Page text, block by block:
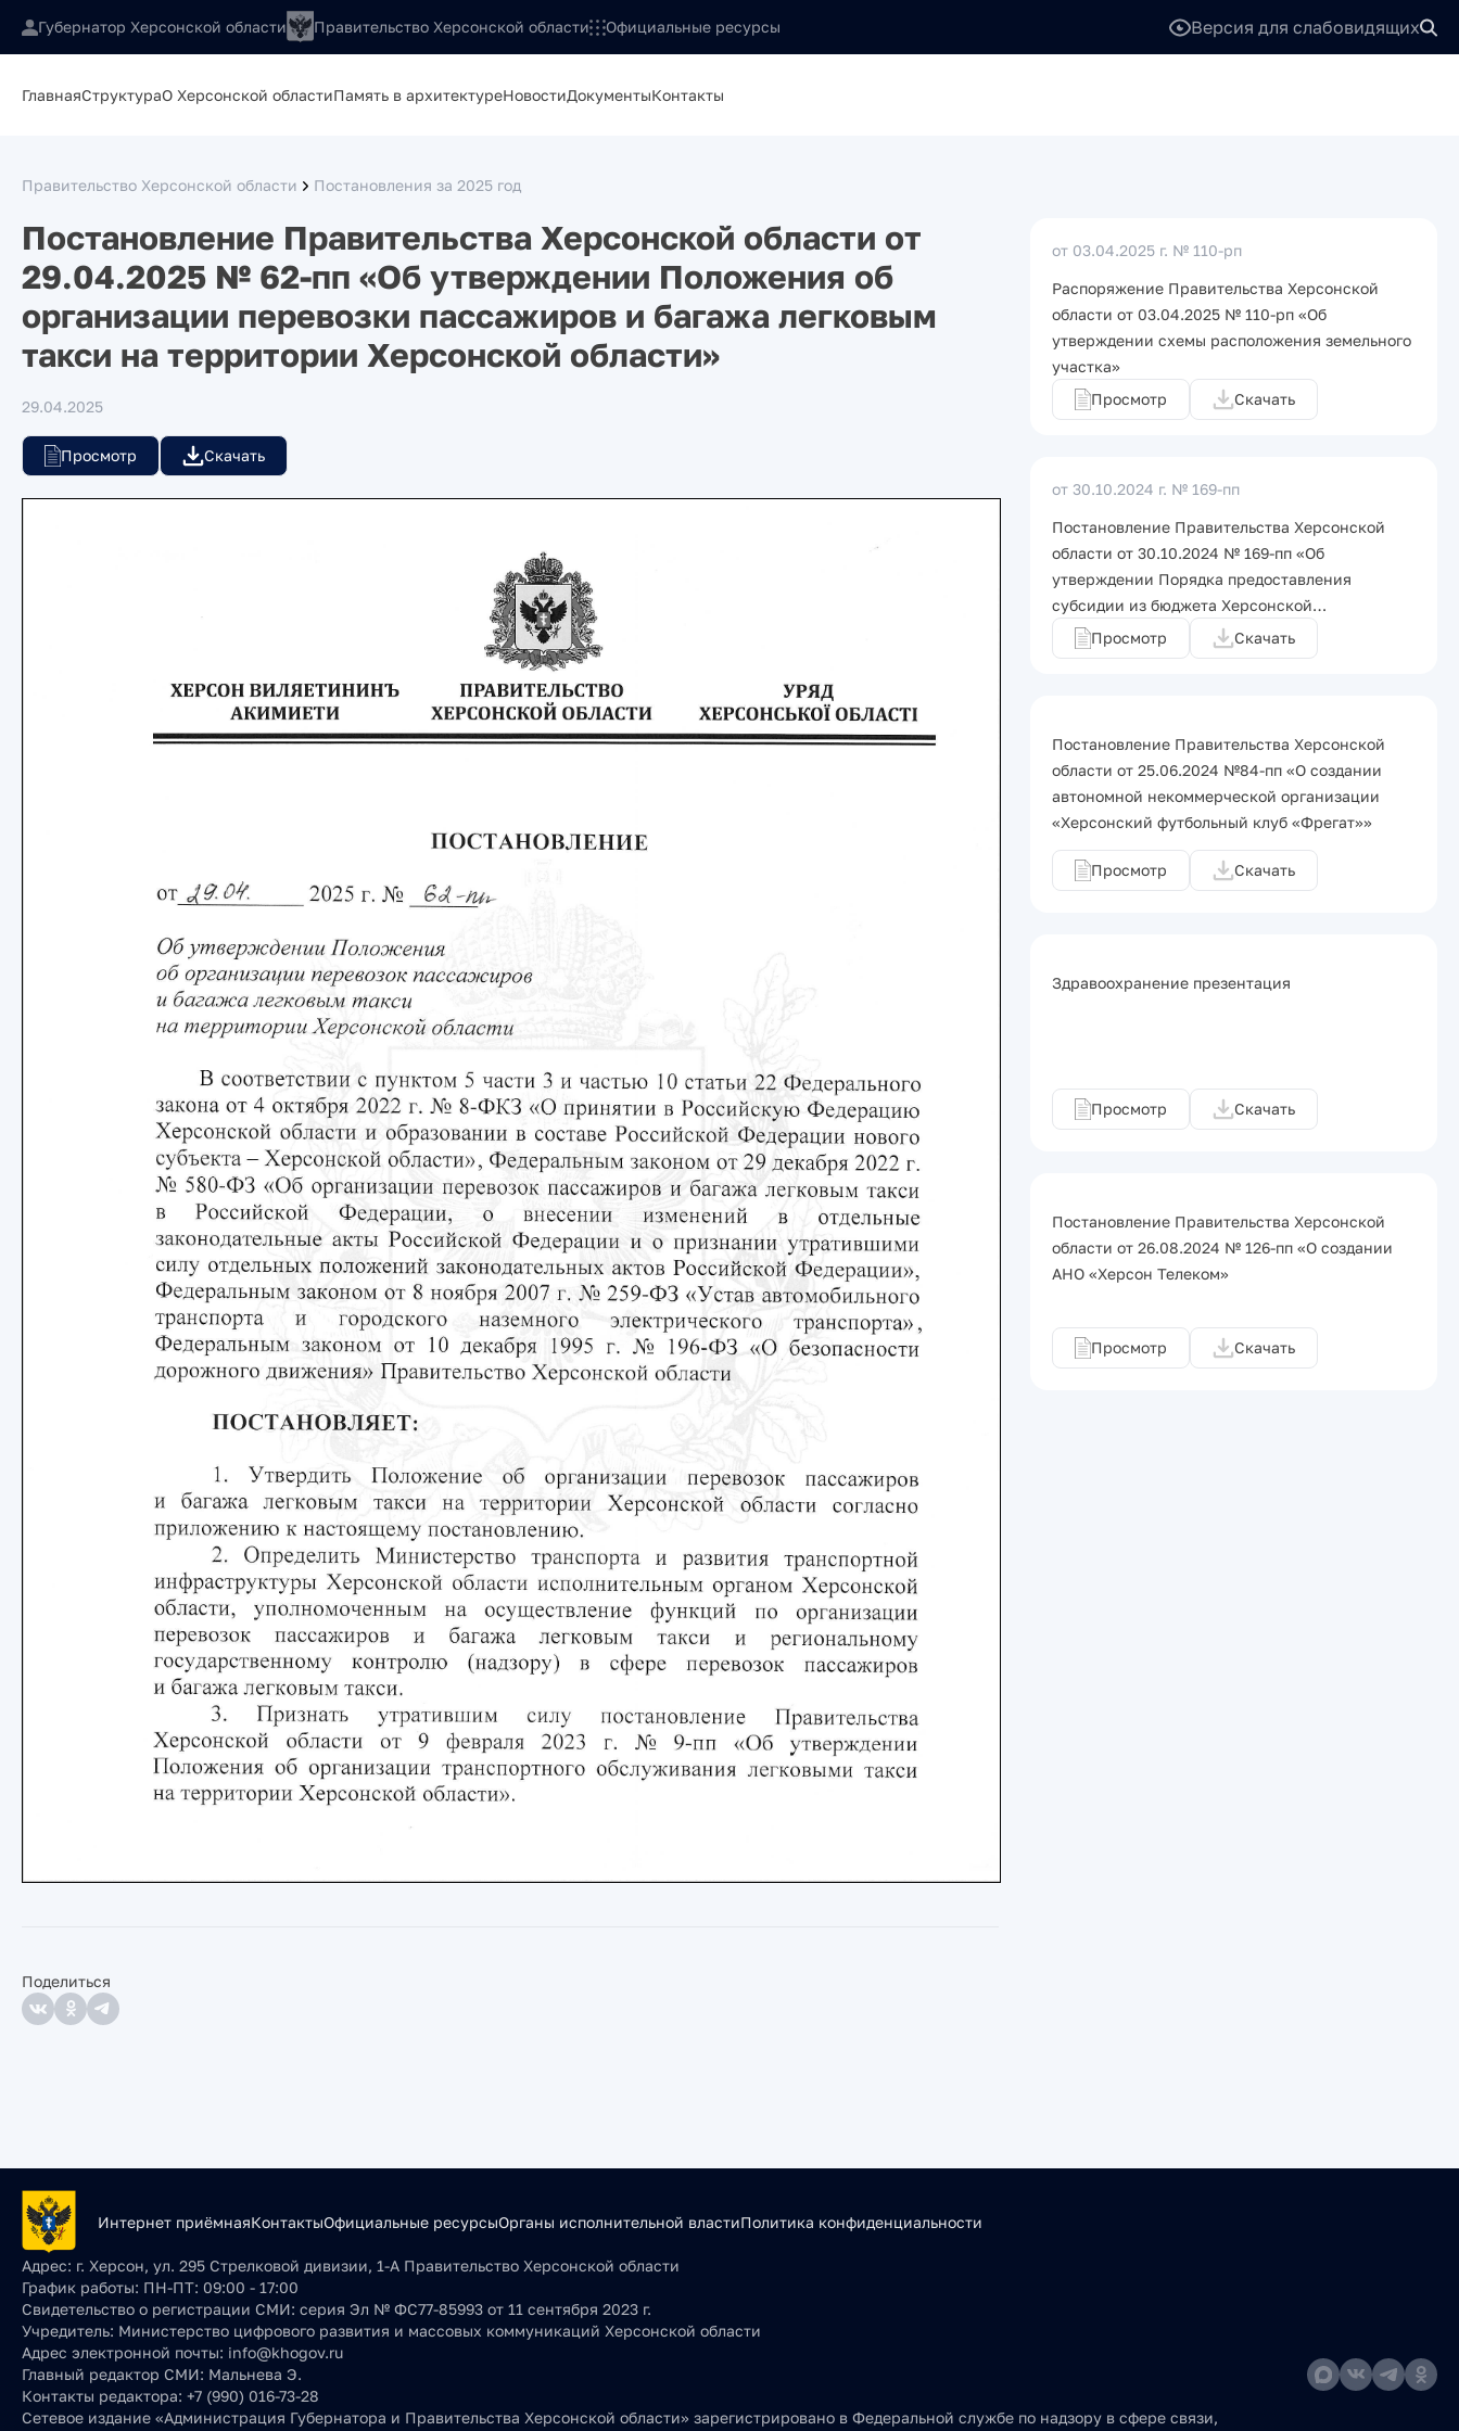
Губернатор Херсонской области Правительство Херсонской области Официальные ресурсы Версия для слабовидящих
ГлавнаяСтруктураО Херсонской областиПамять в архитектуреНовостиДокументыКонтакты
Правительство Херсонской области Постановления за 2025 год
Постановление Правительства Херсонской области от
29.04.2025 № 62-пп «Об утверждении Положения об
организации перевозки пассажиров и багажа легковым
такси на территории Херсонской области»
29.04.2025
Просмотр Скачать
Поделиться
от 03.04.2025 г. № 110-рп
Распоряжение Правительства Херсонской
области от 03.04.2025 № 110-рп «Об
утверждении схемы расположения земельного
участка»
Просмотр
Скачать
от 30.10.2024 г. № 169-пп
Постановление Правительства Херсонской
области от 30.10.2024 № 169-пп «Об
утверждении Порядка предоставления
субсидии из бюджета Херсонской…
Просмотр
Скачать
Постановление Правительства Херсонской
области от 25.06.2024 №84-пп «О создании
автономной некоммерческой организации
«Херсонский футбольный клуб «Фрегат»»
Просмотр Скачать
Здравоохранение презентация
Просмотр Скачать
Постановление Правительства Херсонской
области от 26.08.2024 № 126-пп «О создании
АНО «Херсон Телеком»
Просмотр Скачать
Интернет приёмнаяКонтактыОфициальные ресурсыОрганы исполнительной властиПолитика конфиденциальности
Адрес: г. Херсон, ул. 295 Стрелковой дивизии, 1-А Правительство Херсонской области
График работы: ПН-ПТ: 09:00 - 17:00
Свидетельство о регистрации СМИ: серия Эл № ФС77-85993 от 11 сентября 2023 г.
Учредитель: Министерство цифрового развития и массовых коммуникаций Херсонской области
Адрес электронной почты: info@khogov.ru
Главный редактор СМИ: Мальнева Э.
Контакты редактора: +7 (990) 016-73-28
Сетевое издание «Администрация Губернатора и Правительства Херсонской области» зарегистрировано в Федеральной службе по надзору в сфере связи,